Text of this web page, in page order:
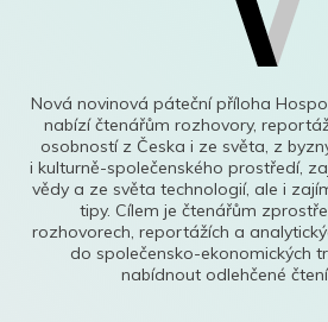
Nová novinová páteční příloha
nabízí čtenářům rozhovory,
osobností z Česka i ze světa, z
i kulturně-společenského prostředí,
vědy a ze světa technologií, ale i
tipy. Cílem je čtenářům
rozhovorech, reportážích a
do společensko-ekonomických
nabídnout odlehčené